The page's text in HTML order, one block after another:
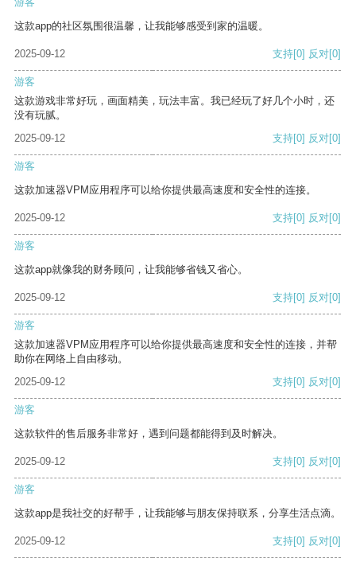
这款app的社区氛围很温馨，让我能够感受到家的温暖。
2025-09-12 支持[0] 反对[0]
游客
这款游戏非常好玩，画面精美，玩法丰富。我已经玩了好几个小时，还
没有玩腻。
2025-09-12
支持[0] 反对[0]
游客
这款加速器VPM应用程序可以给你提供最高速度和安全性的连接。
2025-09-12 支持[0] 反对[0]
游客
这款app就像我的财务顾问，让我能够省钱又省心。
2025-09-12 支持[0] 反对[0]
游客
这款加速器VPM应用程序可以给你提供最高速度和安全性的连接，并帮
助你在网络上自由移动。
2025-09-12
支持[0] 反对[0]
游客
这款软件的售后服务非常好，遇到问题都能得到及时解决。
2025-09-12 支持[0] 反对[0]
游客
这款app是我社交的好帮手，让我能够与朋友保持联系，分享生活点滴。
2025-09-12 支持[0] 反对[0]